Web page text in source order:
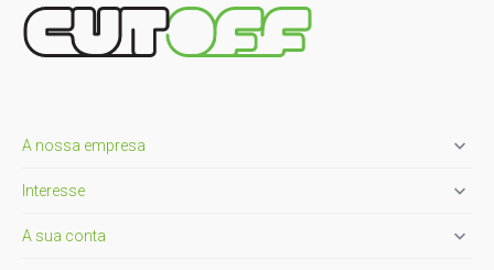
A nossa empresa 
Interesse 
A sua conta 